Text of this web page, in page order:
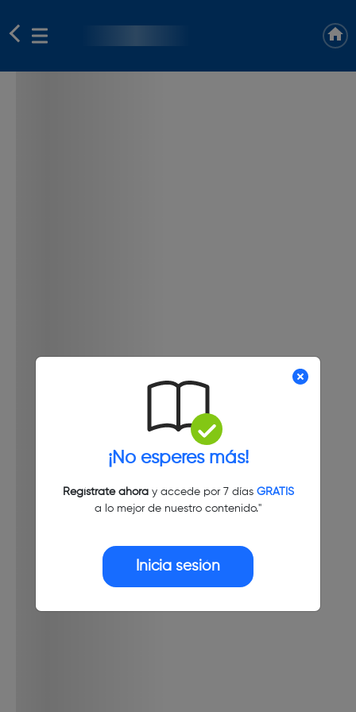
¡No esperes más!
Regístrate ahoray accede por 7 días GRATIS
a lo mejor de nuestro contenido."
Inicia sesión